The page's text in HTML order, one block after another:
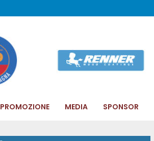
PROMOZIONE MEDIA SPONSOR